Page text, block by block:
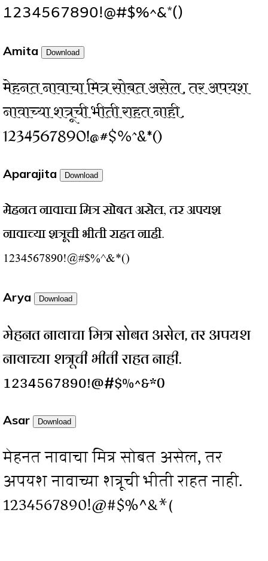
1234567890!@#$%^&*()
Amita Download
मेहनत नावाचा मित्र सोबत असेल, तर अपयश
नावाच्या शत्रूची भीती राहत नाही.
1234567890!@#$%^&*()
Aparajita Download
मेहनत नावाचा मित्र सोबत असेल, तर अपयश
नावाच्या शत्रूची भीती राहत नाही.
1234567890!@#$%^&*()
Arya Download
मेहनत नावाचा मित्र सोबत असेल, तर अपयश
नावाच्या शत्रूची भीती राहत नाही.
1234567890!@#$%^&*()
Asar Download
मेहनत नावाचा मित्र सोबत असेल, तर
अपयश नावाच्या शत्रूची भीती राहत नाही.
1234567890!@#$%^&*()